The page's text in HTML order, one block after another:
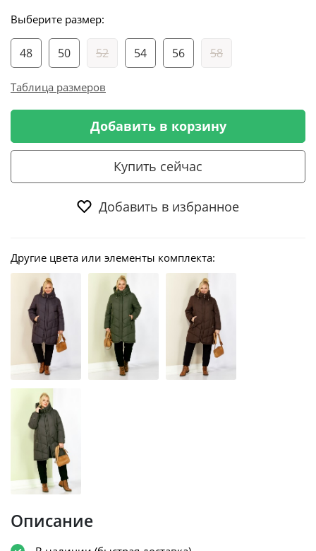
Выберите размер:
48 50 52 54 56 58
Таблица размеров
Добавить в корзину
Купить сейчас
Добавить в избранное
Другие цвета или элементы комплекта:
Описание